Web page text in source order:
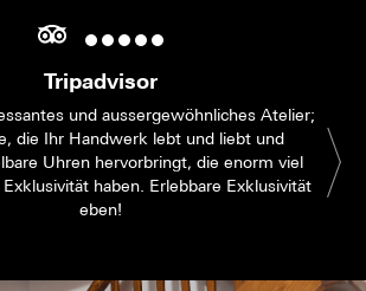
Tripadvisor
und aussergewöhnliches Atelier;
die Ihr Handwerk lebt und liebt und
Uhren hervorbringt, die enorm viel
haben. Erlebbare Exklusivität
eben!